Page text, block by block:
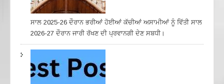
ਸਾਲ 2025-26 ਦੌਰਾਨ ਭਰੀਆਂ ਹੋਈਆਂ ਕੱਚੀਆਂ ਅਸਾਮੀਆਂ ਨੂੰ ਵਿੱਤੀ ਸਾਲ
2026-27 ਦੌਰਾਨ ਜਾਰੀ ਰੱਖਣ ਦੀ ਪ੍ਰਵਾਨਗੀ ਦੇਣ ਸਬਧੀ।